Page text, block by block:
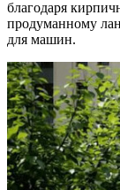
благодаря
продуманному
для машин.